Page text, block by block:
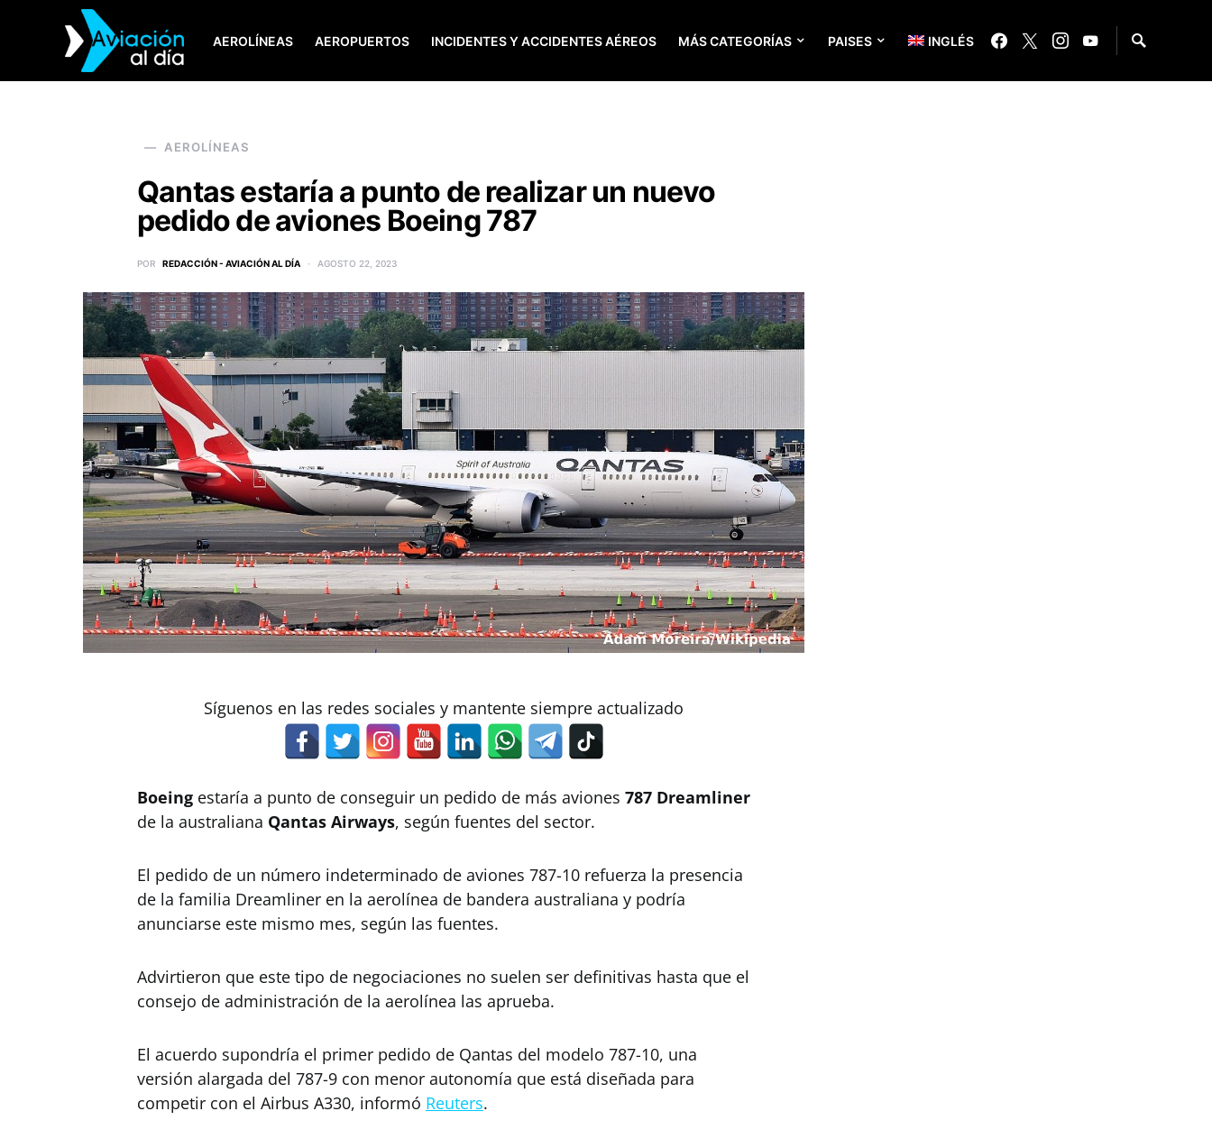
AEROLÍNEAS AEROPUERTOS INCIDENTES Y ACCIDENTES AÉREOS MÁS CATEGORÍAS PAISES INGLÉS
SEARCH FOR:
AEROLÍNEAS
Qantas estaría a punto de realizar un nuevo
pedido de aviones Boeing 787
POR REDACCIÓN - AVIACIÓN AL DÍA AGOSTO 22, 2023
Síguenos en las redes sociales y mantente siempre actualizado
Boeing estaría a punto de conseguir un pedido de más aviones 787 Dreamliner
de la australiana Qantas Airways, según fuentes del sector.
El pedido de un número indeterminado de aviones 787-10 refuerza la presencia
de la familia Dreamliner en la aerolínea de bandera australiana y podría
anunciarse este mismo mes, según las fuentes.
Advirtieron que este tipo de negociaciones no suelen ser definitivas hasta que el
consejo de administración de la aerolínea las aprueba.
El acuerdo supondría el primer pedido de Qantas del modelo 787-10, una
versión alargada del 787-9 con menor autonomía que está diseñada para
competir con el Airbus A330, informó Reuters.